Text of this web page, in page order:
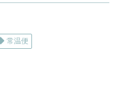
常温便